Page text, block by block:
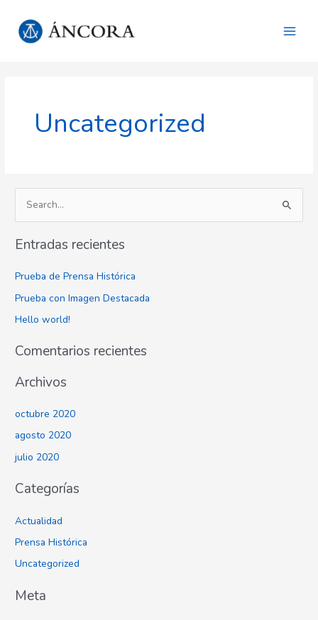
contenido
Menu
Uncategorized
u
s
a
r
p
:
Entradas recientes
Prueba de Prensa Histórica
Prueba con Imagen Destacada
Hello world!
Comentarios recientes
Archivos
octubre 2020
agosto 2020
julio 2020
Categorías
Actualidad
Prensa Histórica
Uncategorized
Meta